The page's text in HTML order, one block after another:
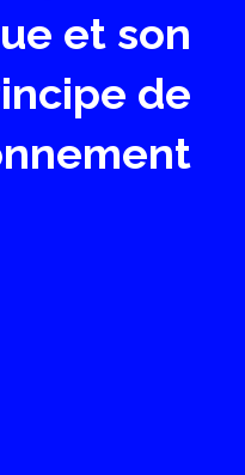
et son
de